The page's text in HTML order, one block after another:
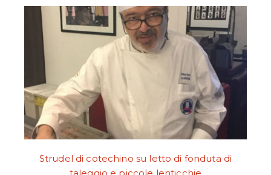
Strudel di cotechino su letto di fonduta di